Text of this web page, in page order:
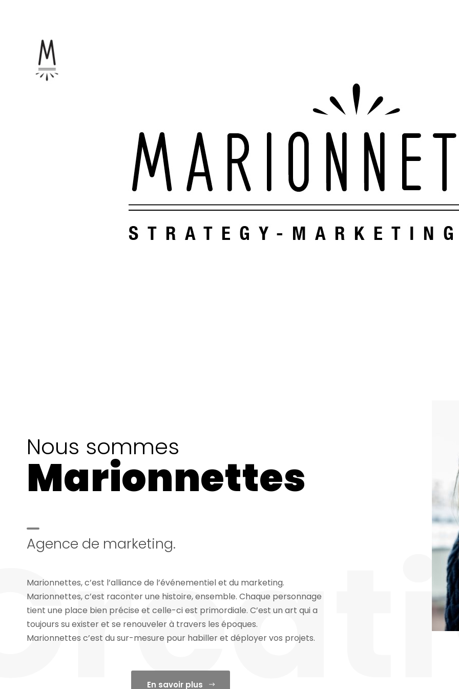
Nous sommes
Marionnettes
Agence de marketing.
Marionnettes, c’est l’alliance de l’événementiel et du marketing.
Marionnettes, c’est raconter une histoire, ensemble. Chaque personnage
tient une place bien précise et celle-ci est primordiale. C’est un art qui a
toujours su exister et se renouveler à travers les époques.
Marionnettes c’est du sur-mesure pour habiller et déployer vos projets.
En savoir plus